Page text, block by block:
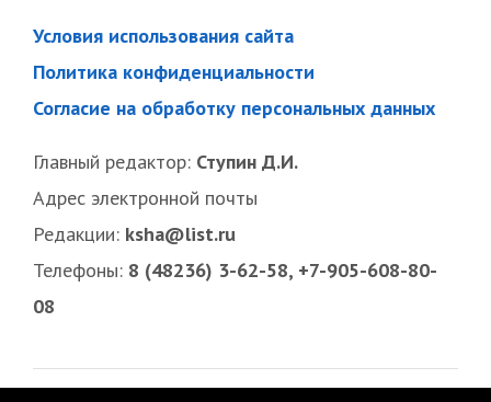
Условия использования сайта
Политика конфиденциальности
Согласие на обработку персональных данных
Главный редактор: Ступин Д.И.
Адрес электронной почты
Редакции: ksha@list.ru
Телефоны: 8 (48236) 3-62-58, +7-905-608-80-
08